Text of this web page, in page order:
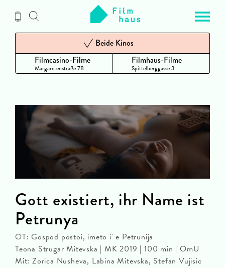
Inhalt
Filmcasino-Filme
Margaretenstraße 78
Beide Kinos
Filmhaus-Filme
Spittelberggasse 3
Gott existiert, ihr Name ist
Petrunya
OT: Gospod postoi, imeto i' e Petrunija
Teona Strugar Mitevska | MK 2019 | 100 min | OmU
Mit: Zorica Nusheva, Labina Mitevska, Stefan Vujisic